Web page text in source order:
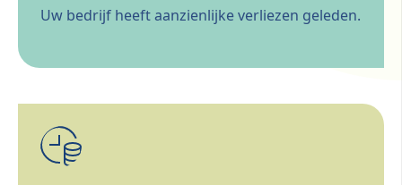
Uw bedrijf heeft aanzienlijke verliezen geleden.